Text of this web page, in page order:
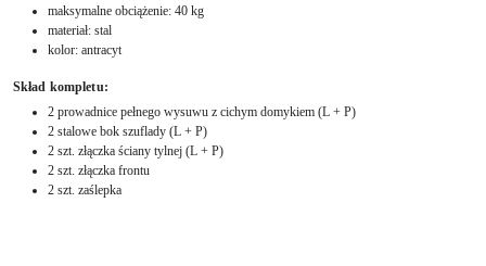
maksymalne obciążenie: 40 kg
materiał: stal
kolor: antracyt
Skład kompletu:
2 prowadnice pełnego wysuwu z cichym domykiem (L + P)
2 stalowe bok szuflady (L + P)
2 szt. złączka ściany tylnej (L + P)
2 szt. złączka frontu
2 szt. zaślepka